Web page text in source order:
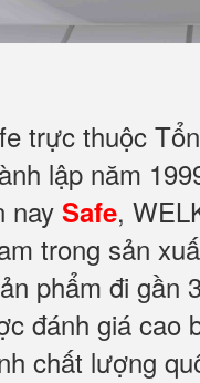
trực thuộc
lập năm
nay Safe,
trong sản
phẩm đi gần
đánh giá cao
chất lượng